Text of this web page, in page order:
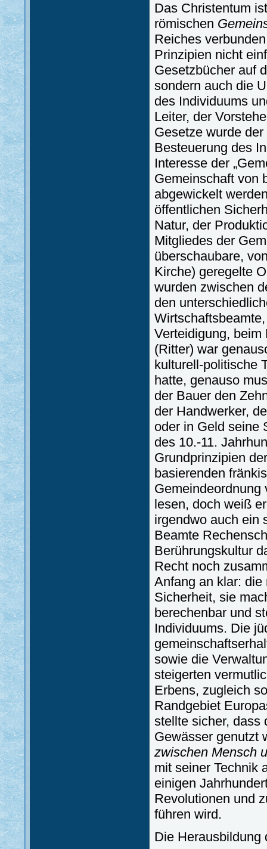
Das Christentum
römischen
Reiches
Prinzipien nicht
Gesetzbücher auf
sondern auch die
des Individuums
Leiter, der
Gesetze wurde
Besteuerung des
Interesse der
Gemeinschaft von
abgewickelt
öffentlichen
Natur, der
Mitgliedes der
überschaubare,
Kirche) geregelte
wurden zwischen
den
Verteidigung, beim
(Ritter) war
kulturell-politische
hatte, genauso
der Bauer den
der Handwerker,
oder in Geld seine
des 10.-11.
Grundprinzipien
basierenden
Gemeindeordnung
lesen, doch weiß
irgendwo auch ein
Beamte
Berührungskultur
Recht noch
Anfang an klar:
Sicherheit, sie
berechenbar und
Individuums. Die
sowie die
steigerten
Erbens, zugleich
Randgebiet
stellte sicher, dass
Gewässer genutzt
zwischen Mensch
mit seiner Technik
einigen
Revolutionen und
führen wird.
Die Herausbildung